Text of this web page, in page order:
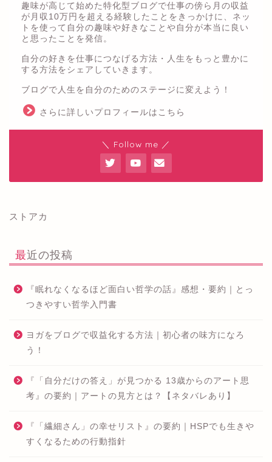
趣味が高じて始めた特化型ブログで仕事の傍ら月の収益
が月収10万円を超える経験したことをきっかけに、ネッ
トを使って自分の趣味や好きなことや自分が本当に良い
と思ったことを発信。
自分の好きを仕事につなげる方法・人生をもっと豊かに
する方法をシェアしていきます。
ブログで人生を自分のためのステージに変えよう！
さらに詳しいプロフィールはこちら
＼ Follow me ／
ストアカ
最近の投稿
『眠れなくなるほど面白い哲学の話』感想・要約｜とっ
つきやすい哲学入門書
ヨガをブログで収益化する方法｜初心者の味方になろ
う！
『「自分だけの答え」が見つかる 13歳からのアート思
考』の要約｜アートの見方とは？【ネタバレあり】
『「繊細さん」の幸せリスト』の要約｜HSPでも生きや
すくなるための行動指針